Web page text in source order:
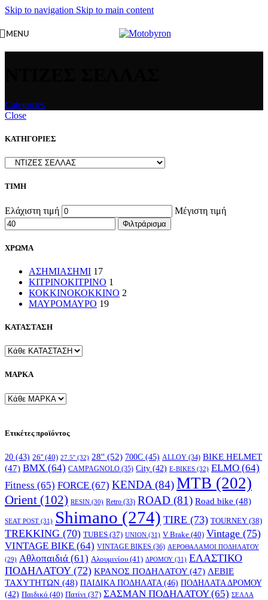
Skip to navigation Skip to main content
MENU
Categories
Close
ΚΑΤΗΓΟΡΙΕΣ
ΤΙΜΗ
Ελάχιστη τιμή Μέγιστη τιμή
Φιλτράρισμα
ΧΡΩΜΑ
ΑΣΗΜΙΑΣΗΜΙ 17
ΚΙΤΡΙΝΟΚΙΤΡΙΝΟ 1
ΚΟΚΚΙΝΟΚΟΚΚΙΝΟ 2
ΜΑΥΡΟΜΑΥΡΟ 19
ΚΑΤΑΣΤΑΣΗ
ΜΑΡΚΑ
Ετικέτες προϊόντος
20 (43) 26'' (40) 27.5'' (32) 28'' (52) 700C (45) ALLOY (34) BIKE HELMET
(47) BMX (64) CAMPAGNOLO (35) City (42) E-BIKES (32) ELMO (64)
Fitness (65) FORCE (67) KENDA (84)MTB (202)
Orient (102) RESIN (30) Retro (33) ROAD (81) Road bike (48)
SEAT POST (31) Shimano (274) TIRE (73) TOURNEY (38)
TREKKING (70) TUBES (37) UNION (31) V Brake (40) Vintage (75)
VINTAGE BIKE (64) VINTAGE BIKES (36) ΑΕΡΟΘΑΛΑΜΟΙ ΠΟΔΗΛΑΤΟΥ
(29) Αθλοπαιδιά (61) Αλουμινίου (41) ΔΡΟΜΟΥ (31) ΕΛΑΣΤΙΚΟ
ΠΟΔΗΛΑΤΟΥ(72) ΚΡΑΝΟΣ ΠΟΔΗΛΑΤΟΥ(47) ΛΕΒΙΕ
ΤΑΧΥΤΗΤΩΝ (48) ΠΑΙΔΙΚΑ ΠΟΔΗΛΑΤΑ (46) ΠΟΔΗΛΑΤΑ ΔΡΟΜΟΥ
(42) Παιδικό (40) Πατίνι (37) ΣΑΣΜΑΝ ΠΟΔΗΛΑΤΟΥ(65) ΣΕΛΛΑ